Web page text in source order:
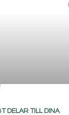
DELAR TILL DINA